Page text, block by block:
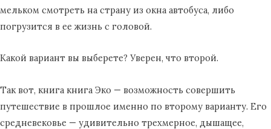
мельком смотреть на страну из окна автобуса, либо
погрузится в ее жизнь с головой.
Какой вариант вы выберете? Уверен, что второй.
Так вот, книга книга Эко — возможность совершить
путешествие в прошлое именно по второму варианту. Его
средневековье — удивительно трехмерное, дышащее,